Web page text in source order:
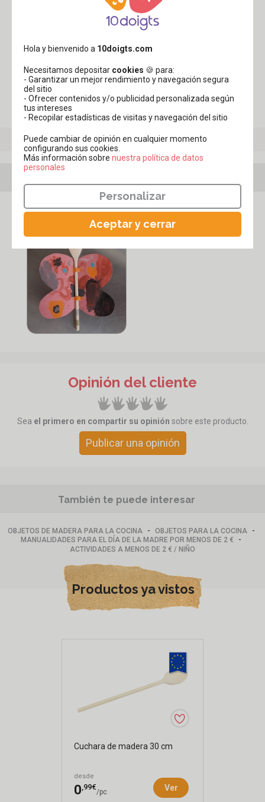
MADERA
¡Descubre cómo transformar una cuchara de madera en
Ver más tutoriales en el tema
Opinión del cliente
Sea el primero en compartir su opinión sobre este producto.
Publicar una opinión
También te puede interesar
OBJETOS DE MADERA PARA LA COCINA - OBJETOS PARA LA COCINA -
MANUALIDADES PARA EL DÍA DE LA MADRE POR MENOS DE 2 € -
ACTIVIDADES A MENOS DE 2 € / NIÑO
Productos ya vistos
Cuchara de madera 30 cm
desde
0 ,99€
/pc Ver
Hola y bienvenido a 10doigts.com
Necesitamos depositar cookies 🍪 para:
- Garantizar un mejor rendimiento y navegación segura
del sitio
- Ofrecer contenidos y/o publicidad personalizada según
tus intereses
- Recopilar estadísticas de visitas y navegación del sitio
Puede cambiar de opinión en cualquier momento
configurando sus cookies.
Más información sobre ​​​​​​​nuestra política de datos
personales
Personalizar
Aceptar y cerrar